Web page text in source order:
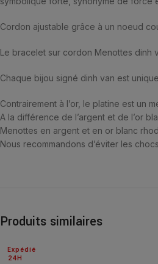
Cordon ajustable grâce à un noeud
Le bracelet sur cordon Menottes dinh
Chaque bijou signé dinh van est
Contrairement à l’or, le platine est un
A la différence de l’argent et de l’or
Menottes en argent et en or blanc
Nous recommandons d’éviter les
Produits similaires
24H
Expédié